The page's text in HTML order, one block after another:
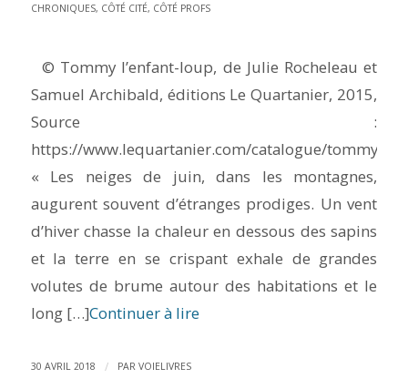
CHRONIQUES, CÔTÉ CITÉ, CÔTÉ PROFS
© Tommy l’enfant-loup, de Julie Rocheleau et
Samuel Archibald, éditions Le Quartanier, 2015,
Source :
https://www.lequartanier.com/catalogue/
« Les neiges de juin, dans les montagnes,
augurent souvent d’étranges prodiges. Un vent
d’hiver chasse la chaleur en dessous des sapins
et la terre en se crispant exhale de grandes
volutes de brume autour des habitations et le
long […]Continuer à lire
30 AVRIL 2018 / PAR VOIELIVRES